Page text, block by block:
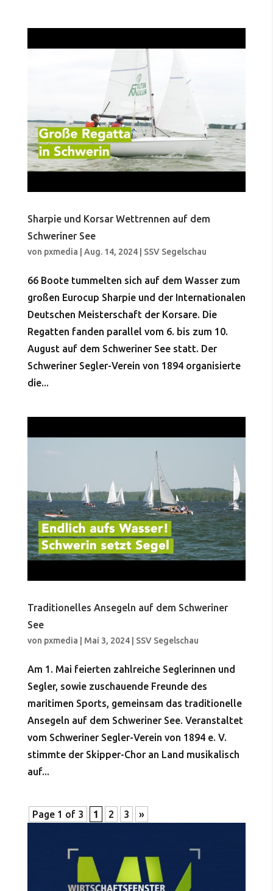
Sharpie und Korsar Wettrennen auf dem
Schweriner See
von pxmedia Aug. 14, 2024| SSV Segelschau
66 Boote tummelten sich auf dem Wasser zum
großen Eurocup Sharpie und der Internationalen
Deutschen Meisterschaft der Korsare. Die
Regatten fanden parallel vom 6. bis zum 10.
August auf dem Schweriner See statt. Der
Schweriner Segler-Verein von 1894 organisierte
die...
Traditionelles Ansegeln auf dem Schweriner
See
von pxmedia Mai 3, 2024| SSV Segelschau
Am 1. Mai feierten zahlreiche Seglerinnen und
Segler, sowie zuschauende Freunde des
maritimen Sports, gemeinsam das traditionelle
Ansegeln auf dem Schweriner See. Veranstaltet
vom Schweriner Segler-Verein von 1894 e. V.
stimmte der Skipper-Chor an Land musikalisch
auf...
Page 1 of 3 1 2 3 »